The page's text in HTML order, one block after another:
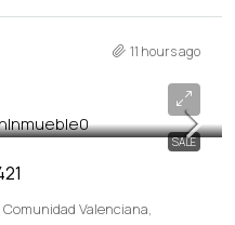
11 hours ago
SALE
Valenciana,